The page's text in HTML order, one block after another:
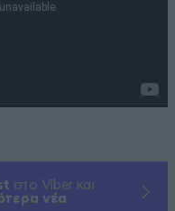
στο Viber και
νέα